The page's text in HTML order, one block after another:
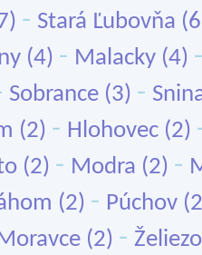
- Stará Ľubovňa
(4) - Malacky (4)
Sobrance (3) -
(2) - Hlohovec (2)
(2) - Modra (2) -
(2) - Púchov
(2) -